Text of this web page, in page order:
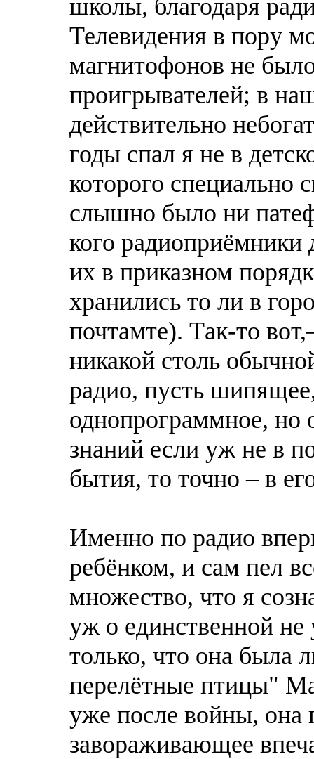
школы, благодаря
Телевидения в пору
магнитофонов не
проигрывателей; в
действительно
годы спал я не в
которого
слышно было ни
кого
их в приказном
хранились то ли в
почтамте). Тaк-то
никакой столь
радио, пусть
однопрограммное, но
знаний если уж не в
бытия, то точно – в
Именно по радио
ребёнком, и сам пел
множество, что я
уж о единственной не
только, что она была
перелётные птицы"
уже пoсле войны, она
завораживающее